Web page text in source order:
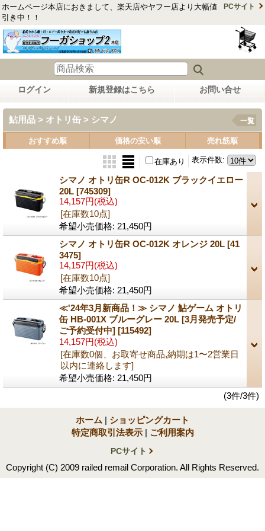
ホームページ本店におきまして、楽天店やヤフー店より大幅値
引き中！！
PCサイト
ログイン 新規登録はこちら お問い合せ
鮎用品 > オトリ缶 > シマノ 一覧
おすすめ順 価格の安い順 売れ筋順
表示件数:
在庫あり
シマノ オトリ缶R OC-012K ブラックイエロー
20L [745309]
14,157円(税込)
[在庫数10点]
希望小売価格: 21,450円
シマノ オトリ缶R OC-012K オレンジ 20L [41
3475]
14,157円(税込)
[在庫数10点]
希望小売価格: 21,450円
≪'24年3月新商品！≫ シマノ 鮎ゲーム オトリ
缶 HB-001X ブルーグレー 20L [3月発売予定/
ご予約受付中] [115492]
14,157円(税込)
[在庫数0個、お取寄せ商品,納期は1〜2営業日
以内に連絡します]
希望小売価格: 21,450円
(3件/3件)
ホーム | ショッピングカート
特定商取引法表示 | ご利用案内
PCサイト
Copyright (C) 2009 railed remail Corporation. All Rights Reserved.